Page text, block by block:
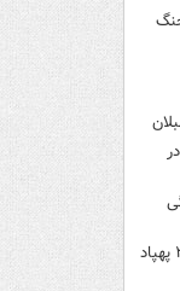
روسیه: به ۳ کشتی اوکراین حمله و ۲۰۳ پهپاد